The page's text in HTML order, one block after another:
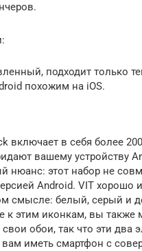
подходит только
похожим на iOS.
включает в себя более
вашему устройству
нюанс: этот набор не
Android. VIT хорошо
смысле: белый, серый и
к этим иконкам, вы также
свои обои, так что эти два
иметь смартфон с